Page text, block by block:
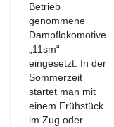
Betrieb
genommene
Dampflokomotive
„11sm“
eingesetzt. In der
Sommerzeit
startet man mit
einem Frühstück
im Zug oder